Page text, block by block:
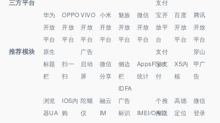
三方平台
华为
开放
平台
OPPO
开放
平台
VIVO
开放
平台
小米
开放
平台
魅族
开放
平台
微信
开放
平台
支付
宝开
放平
台
百度
开放
平台
腾讯
开放
平台
推荐模块
原生
标题
栏
扫一
扫
广告
启动
屏
微信
分享
侧边
栏
AppsFlyer
统计
支付
宝支
付
X5内
核
穿山
甲广
告
浏览
器UA
IOS内
购
陀螺
仪
融云
IM
IDFA
广告
标识
IMEI/OAID
个推
推送
高德
定位
微信
登录